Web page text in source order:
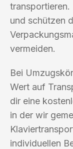
und schützen
vermeiden.
Bei
Wert auf
dir eine
in der wir
individuellen